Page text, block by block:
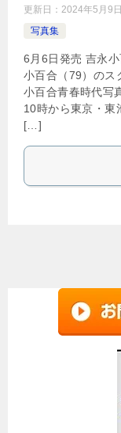
更新日： 2024年5月9日
写真集
6月6日発売 吉永
小百合（79）のス
小百合青春時代写
10時から東京・東
[…]